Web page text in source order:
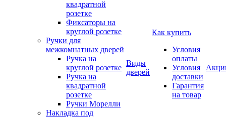
квадратной
розетке
Фиксаторы на
круглой розетке
Ручки для
межкомнатных дверей
Ручка на
круглой розетке
Ручка на
квадратной
розетке
Ручки Морелли
Накладка под
Виды
дверей
Как купить
Условия
оплаты
Условия
доставки
Гарантия
на товар